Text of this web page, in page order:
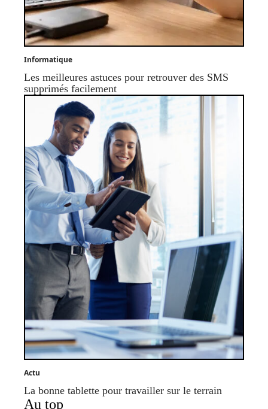
Informatique
Les meilleures astuces pour retrouver des SMS
supprimés facilement
Actu
La bonne tablette pour travailler sur le terrain
Au top